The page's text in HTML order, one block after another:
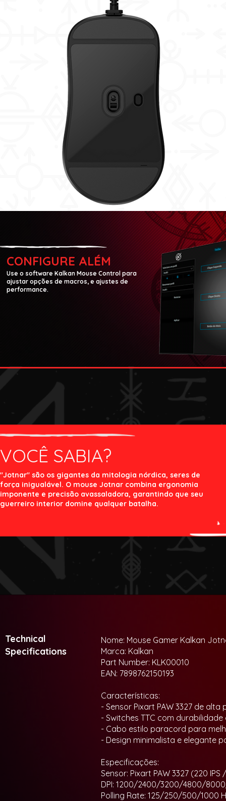
CONFIGURE ALÉM
Use o software Kalkan Mouse Control para
ajustar opções de macros, e ajustes de
performance.
VOCÊ SABIA?
"Jotnar" são os gigantes da mitologia nórdica, seres de
força inigualável. O mouse Jotnar combina ergonomia
imponente e precisão avassaladora, garantindo que seu
guerreiro interior domine qualquer batalha.
Technical
Specifications
Nome: Mouse Gamer Kalkan
Marca: Kalkan
Part Number: KLK00010
EAN: 7898762150193
Características:
- Sensor Pixart PAW 3327 de alta
- Switches TTC com
- Cabo estilo paracord para
- Design minimalista e elegante
Especificações:
Sensor: Pixart PAW 3327 (220 IPS
DPI: 1200/2400/3200/4800/
Polling Rate: 125/250/500/1000